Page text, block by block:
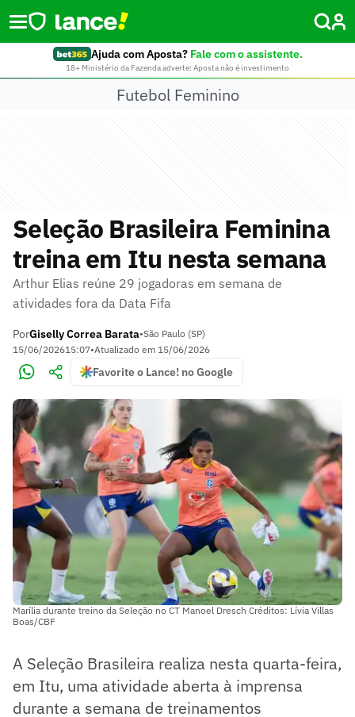
Ajuda com Aposta? Fale com o assistente.
18+ Ministério da Fazenda adverte: Aposta não é investimento
Futebol Feminino
Seleção Brasileira Feminina
treina em Itu nesta semana
Arthur Elias reúne 29 jogadoras em semana de
atividades fora da Data Fifa
PorGiselly Correa Barata•São Paulo (SP)
15/06/202615:07•Atualizado em 15/06/2026
Favorite o Lance! no Google
Marília durante treino da Seleção no CT Manoel Dresch Créditos: Lívia Villas
Boas/CBF
A Seleção Brasileira realiza nesta quarta-feira,
em Itu, uma atividade aberta à imprensa
durante a semana de treinamentos